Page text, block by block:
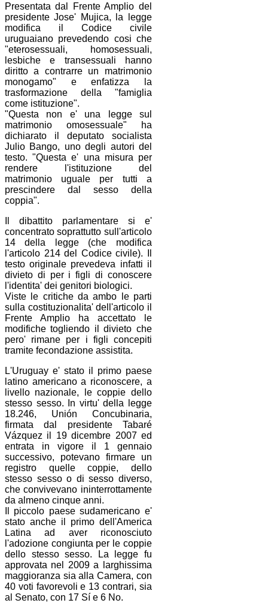
Presentata dal Frente Amplio del
presidente Jose' Mujica, la legge
modifica il Codice civile
uruguaiano prevedendo cosi che
"eterosessuali, homosessuali,
lesbiche e transessuali hanno
diritto a contrarre un matrimonio
monogamo" e enfatizza la
trasformazione della "famiglia
come istituzione".
"Questa non e' una legge sul
matrimonio omosessuale" ha
dichiarato il deputato socialista
Julio Bango, uno degli autori del
testo. "Questa e' una misura per
rendere l'istituzione del
matrimonio uguale per tutti a
prescindere dal sesso della
coppia".
Il dibattito parlamentare si e'
concentrato soprattutto sull'articolo
14 della legge (che modifica
l'articolo 214 del Codice civile). Il
testo originale prevedeva infatti il
divieto di per i figli di conoscere
l'identita' dei genitori biologici.
Viste le critiche da ambo le parti
sulla costituzionalita' dell'articolo il
Frente Amplio ha accettato le
modifiche togliendo il divieto che
pero' rimane per i figli concepiti
tramite fecondazione assistita.
L'Uruguay e' stato il primo paese
latino americano a riconoscere, a
livello nazionale, le coppie dello
stesso sesso. In virtu' della legge
18.246, Unión Concubinaria,
firmata dal presidente Tabaré
Vázquez il 19 dicembre 2007 ed
entrata in vigore il 1 gennaio
successivo, potevano firmare un
registro quelle coppie, dello
stesso sesso o di sesso diverso,
che convivevano ininterrottamente
da almeno cinque anni.
Il piccolo paese sudamericano e'
stato anche il primo dell'America
Latina ad aver riconosciuto
l'adozione congiunta per le coppie
dello stesso sesso. La legge fu
approvata nel 2009 a larghissima
maggioranza sia alla Camera, con
40 voti favorevoli e 13 contrari, sia
al Senato, con 17 Sí e 6 No.